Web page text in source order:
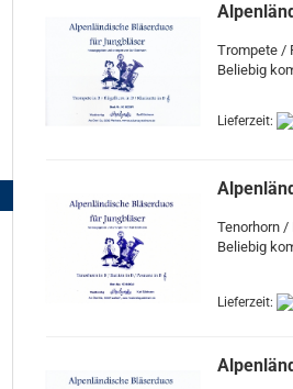
Trompete /
Beliebig
Lieferzeit:
Tenorhorn
Beliebig
Lieferzeit: